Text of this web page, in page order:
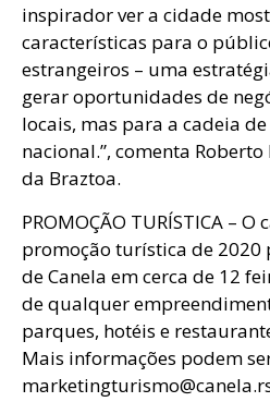
inspirador ver a cidade
características para o
estrangeiros – uma
gerar oportunidades de
locais, mas para a cadeia
nacional.”, comenta
da Braztoa.
PROMOÇÃO TURÍSTICA –
promoção turística de 2020
de Canela em cerca de 12
de qualquer
parques, hotéis e
Mais informações podem